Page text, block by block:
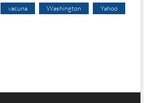
vacuna Washington Yahoo